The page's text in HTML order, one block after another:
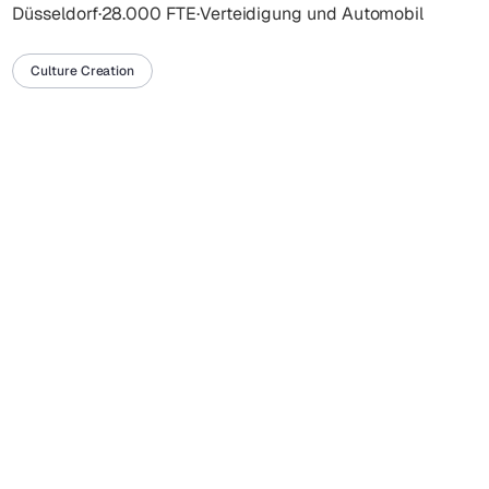
Unternehmen für Exzellenz in der Ingenieurskunst und
Spitze zu bleiben.
Düsseldorf·28.000 FTE·Verteidigung und Automobil
Culture Creation